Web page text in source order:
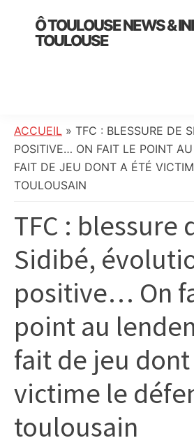
primary
Ô TOULOUSE NEWS &
TOULOUSE
:
info
locale,
société,
politique,
météo,
faits
et
citoyennes
ACCUEIL » TFC : BLESSURE DE
POSITIVE… ON FAIT LE POINT
FAIT DE JEU DONT A ÉTÉ
TOULOUSAIN
TFC : blessure
Sidibé,
positive… On
point au
fait de jeu
victime le
toulousain